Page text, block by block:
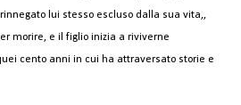
lui stesso escluso dalla sua vita,,
morire, e il figlio inizia a riviverne
cento anni in cui ha attraversato storie e